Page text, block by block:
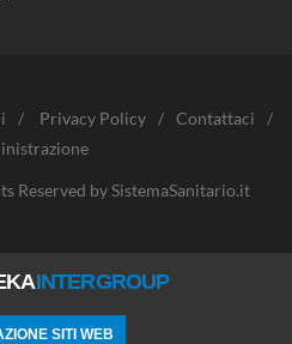
/ Privacy Policy / Contattaci
/
Reserved by SistemaSanitario.it
INTERGROUP
SITI WEB